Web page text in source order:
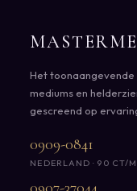
Het
mediums en
gescreend op
0909-0841
NEDERLAND · 90 CT/